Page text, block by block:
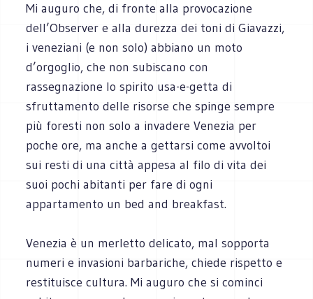
Mi auguro che, di fronte alla provocazione
dell’Observer e alla durezza dei toni di Giavazzi,
i veneziani (e non solo) abbiano un moto
d’orgoglio, che non subiscano con
rassegnazione lo spirito usa-e-getta di
sfruttamento delle risorse che spinge sempre
più foresti non solo a invadere Venezia per
poche ore, ma anche a gettarsi come avvoltoi
sui resti di una città appesa al filo di vita dei
suoi pochi abitanti per fare di ogni
appartamento un bed and breakfast.
Venezia è un merletto delicato, mal sopporta
numeri e invasioni barbariche, chiede rispetto e
restituisce cultura. Mi auguro che si cominci